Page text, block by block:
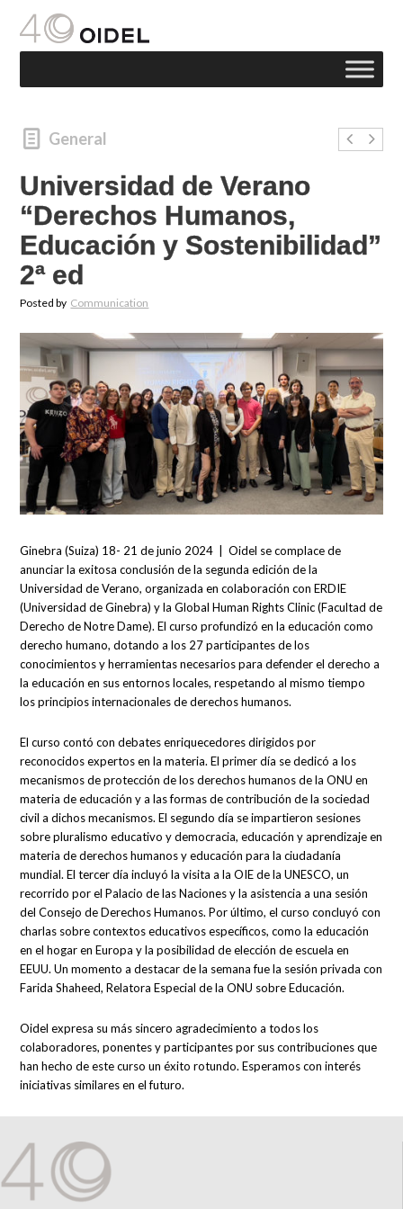
General
Universidad de Verano
“Derechos Humanos,
Educación y Sostenibilidad”
2ª ed
Posted by Communication
Ginebra (Suiza) 18- 21 de junio 2024 | Oidel se complace de
anunciar la exitosa conclusión de la segunda edición de la
Universidad de Verano, organizada en colaboración con ERDIE
(Universidad de Ginebra) y la Global Human Rights Clinic (Facultad de
Derecho de Notre Dame). El curso profundizó en la educación como
derecho humano, dotando a los 27 participantes de los
conocimientos y herramientas necesarios para defender el derecho a
la educación en sus entornos locales, respetando al mismo tiempo
los principios internacionales de derechos humanos.
El curso contó con debates enriquecedores dirigidos por
reconocidos expertos en la materia. El primer día se dedicó a los
mecanismos de protección de los derechos humanos de la ONU en
materia de educación y a las formas de contribución de la sociedad
civil a dichos mecanismos. El segundo día se impartieron sesiones
sobre pluralismo educativo y democracia, educación y aprendizaje en
materia de derechos humanos y educación para la ciudadanía
mundial. El tercer día incluyó la visita a la OIE de la UNESCO, un
recorrido por el Palacio de las Naciones y la asistencia a una sesión
del Consejo de Derechos Humanos. Por último, el curso concluyó con
charlas sobre contextos educativos específicos, como la educación
en el hogar en Europa y la posibilidad de elección de escuela en
EEUU. Un momento a destacar de la semana fue la sesión privada con
Farida Shaheed, Relatora Especial de la ONU sobre Educación.
Oidel expresa su más sincero agradecimiento a todos los
colaboradores, ponentes y participantes por sus contribuciones que
han hecho de este curso un éxito rotundo. Esperamos con interés
iniciativas similares en el futuro.